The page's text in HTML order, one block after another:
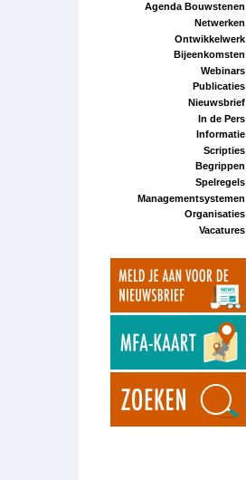
Agenda Bouwstenen
Netwerken
Ontwikkelwerk
Bijeenkomsten
Webinars
Publicaties
Nieuwsbrief
In de Pers
Informatie
Scripties
Begrippen
Spelregels
Managementsystemen
Organisaties
Vacatures